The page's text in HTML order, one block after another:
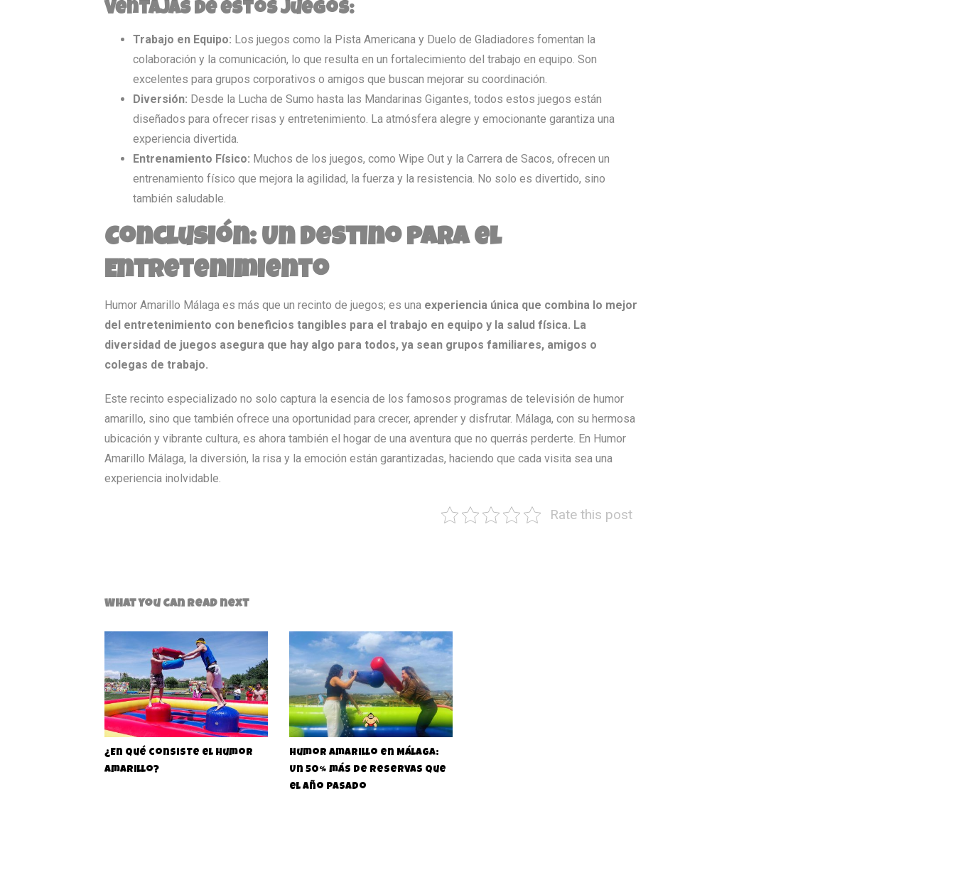
Ventajas de estos Juegos:
Trabajo en Equipo: Los juegos como la Pista Americana y Duelo de Gladiadores fomentan la
colaboración y la comunicación, lo que resulta en un fortalecimiento del trabajo en equipo. Son
excelentes para grupos corporativos o amigos que buscan mejorar su coordinación.
Diversión: Desde la Lucha de Sumo hasta las Mandarinas Gigantes, todos estos juegos están
diseñados para ofrecer risas y entretenimiento. La atmósfera alegre y emocionante garantiza una
experiencia divertida.
Entrenamiento Físico: Muchos de los juegos, como Wipe Out y la Carrera de Sacos, ofrecen un
entrenamiento físico que mejora la agilidad, la fuerza y la resistencia. No solo es divertido, sino
también saludable.
Conclusión: Un Destino para el
Entretenimiento
Humor Amarillo Málaga es más que un recinto de juegos; es una experiencia única que combina lo mejor
del entretenimiento con beneficios tangibles para el trabajo en equipo y la salud física. La
diversidad de juegos asegura que hay algo para todos, ya sean grupos familiares, amigos o
colegas de trabajo.
Este recinto especializado no solo captura la esencia de los famosos programas de televisión de humor
amarillo, sino que también ofrece una oportunidad para crecer, aprender y disfrutar. Málaga, con su hermosa
ubicación y vibrante cultura, es ahora también el hogar de una aventura que no querrás perderte. En Humor
Amarillo Málaga, la diversión, la risa y la emoción están garantizadas, haciendo que cada visita sea una
experiencia inolvidable.
Rate this post
What you can read next
¿En qué consiste el Humor
amarillo?
Humor Amarillo en Málaga:
Un 50% más de reservas que
el año pasado